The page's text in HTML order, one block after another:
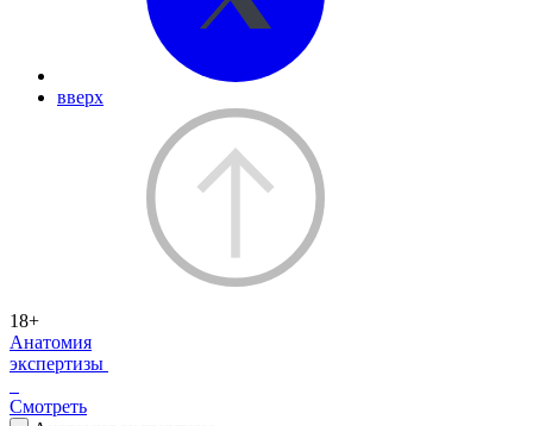
вверх
18+
Анатомия
экспертизы
Смотреть